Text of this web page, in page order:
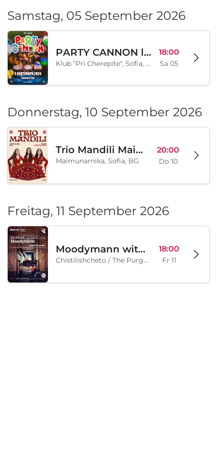
Samstag, 05 September 2026
PARTY CANNON live in Sofia
Klub "Pri Cherepite", Sofia, BG
18:00
Sa 05
Donnerstag, 10 September 2026
Trio Mandili Maimunarnika- Sofia
Maimunarnika, Sofia, BG
20:00
Do 10
Freitag, 11 September 2026
Moodymann with special guests
Chistilishcheto / The Purgatory, Sofia, BG
18:00
Fr 11